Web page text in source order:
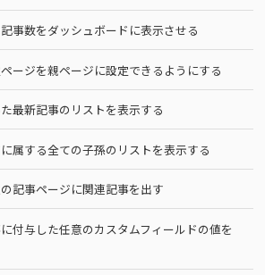
事数をダッシュボードに表示させる
ージを親ページに設定できるようにする
最新記事のリストを表示する
属する全ての子孫のリストを表示する
記事ページに関連記事を出す
付与した任意のカスタムフィールドの値を